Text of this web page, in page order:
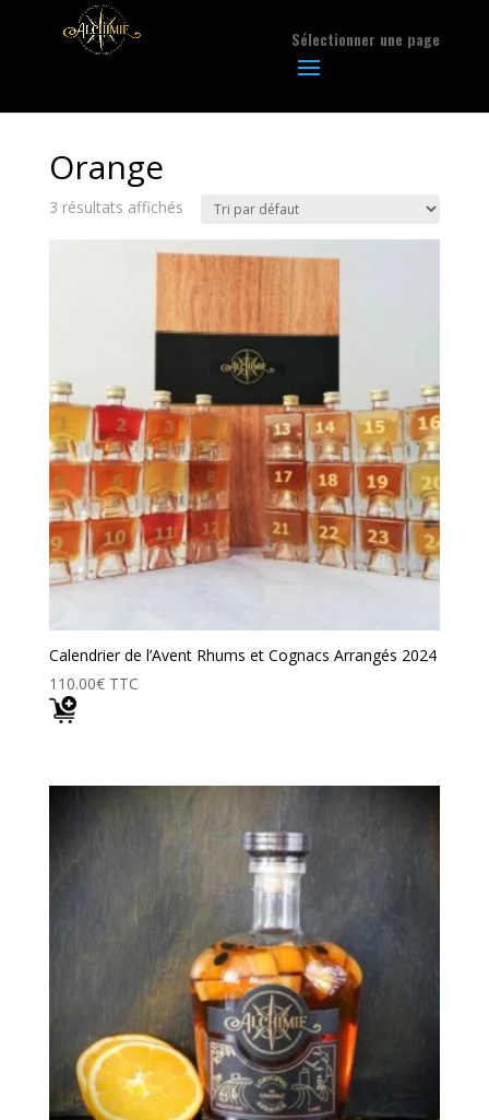
Sélectionner une page
Orange
3 résultats affichés
Calendrier de l’Avent Rhums et Cognacs Arrangés 2024
110.00€ TTC